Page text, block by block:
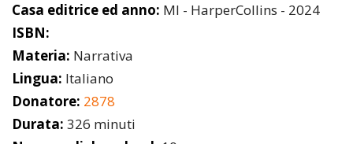
Casa editrice ed anno: MI - HarperCollins - 2024
ISBN:
Materia: Narrativa
Lingua: Italiano
Donatore: 2878
Durata: 326 minuti